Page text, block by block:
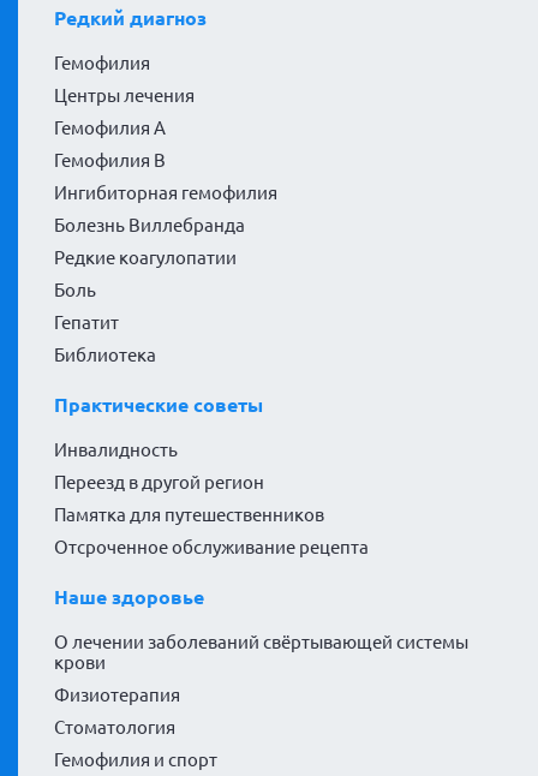
Редкий диагноз
Гемофилия
Центры лечения
Гемофилия А
Гемофилия В
Ингибиторная гемофилия
Болезнь Виллебранда
Редкие коагулопатии
Боль
Гепатит
Библиотека
Практические советы
Инвалидность
Переезд в другой регион
Памятка для путешественников
Отсроченное обслуживание рецепта
Наше здоровье
О лечении заболеваний свёртывающей системы
крови
Физиотерапия
Стоматология
Гемофилия и спорт